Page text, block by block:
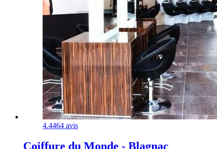
4.4464 avis
Coiffure du Monde - Blagnac